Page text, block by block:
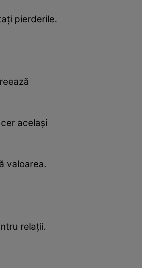
pierderile.
același
valoarea.
relații.